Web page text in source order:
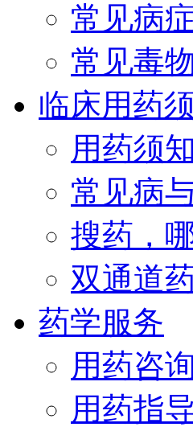
常见病
常见毒
临床用药
用药须知
常见病
搜药，
双通道
药学服务
用药咨
用药指